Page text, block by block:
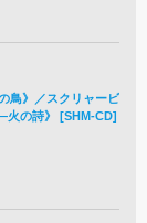
鳥》／スクリャービ
火の詩》 [SHM-CD]